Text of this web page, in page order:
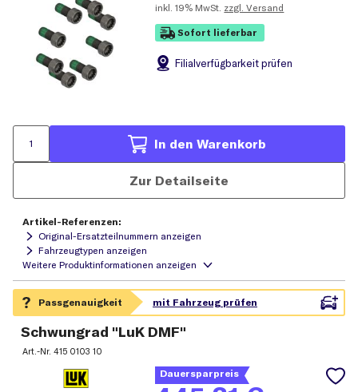
inkl. 19% MwSt. zzgl. Versand
Sofort lieferbar
Filialverfügbarkeit prüfen
In den Warenkorb
Zur Detailseite
Artikel-Referenzen:
Original-Ersatzteilnummern anzeigen
Fahrzeugtypen anzeigen
Schwungrad "LuK DMF"
Art.-Nr.415 0103 10
Dauersparpreis